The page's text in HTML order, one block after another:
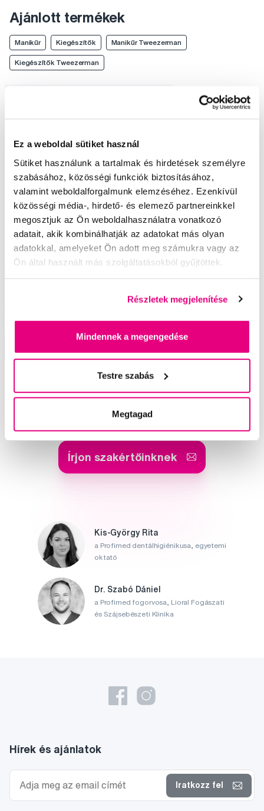
Ez a weboldal sütiket használ
Sütiket használunk a tartalmak és hirdetések személyre
szabásához, közösségi funkciók biztosításához,
valamint weboldalforgalmunk elemzéséhez. Ezenkívül
közösségi média-, hirdető- és elemező partnereinkkel
megosztjuk az Ön weboldalhasználatra vonatkozó
adatait, akik kombinálhatják az adatokat más olyan
adatokkal, amelyeket Ön adott meg számukra vagy az
Ön által használt más szolgáltatásokból gyűjtöttek.
Részletek megjelenítése
Mindennek a megengedése
Testre szabás
Megtagad
Ajánlott termékek
Manikűr Kiegészítők Manikűr Tweezerman
Kiegészítők Tweezerman
Akció
Tweezerman Stainless Nail Scissors acél
Segítünk
Írjon szakértőinknek
Kis-György Rita
a Profimed dentálhigiénikusa, egyetemi
oktató
Dr. Szabó Dániel
a Profimed fogorvosa, Lioral Fogászati
és Szájsebészeti Klinika
Hírek és ajánlatok
Iratkozz fel